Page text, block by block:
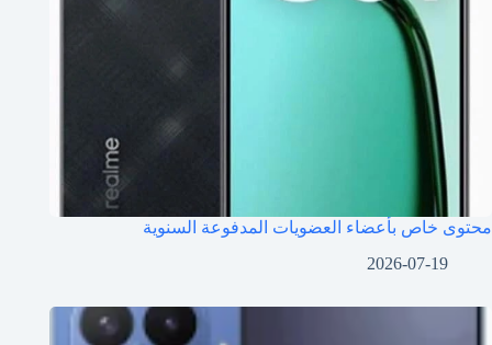
محتوى خاص بأعضاء العضويات المدفوعة السنوية
2026-07-19